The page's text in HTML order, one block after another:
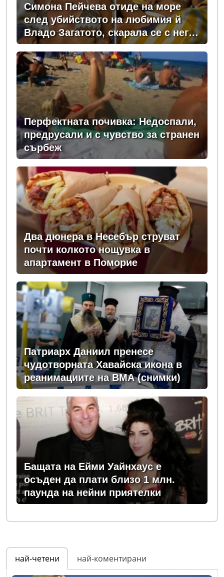
Симона Пейчева отиде на море
след убийството на любимия й
Владо Загатото, скарала се с него
за пари
Перфектната почивка: Недоспали,
предрусали и с чувство за странен
сърбеж
Два дюнера в Несебър струват
почти колкото нощувка в
апартамент в Поморие
Патриарх Даниил пренесе
чудотворната Хавайска икона в
реанимациите на ВМА (снимки)
Бащата на Ейми Уайнхаус е
осъден да плати близо 1 млн.
паунда на нейни приятелки
най-четени най-коментирани